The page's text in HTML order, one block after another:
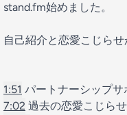
stand.fm始めました。
自己紹介と恋愛こじら
1:51 パートナーシップ
7:02 過去の恋愛こじら